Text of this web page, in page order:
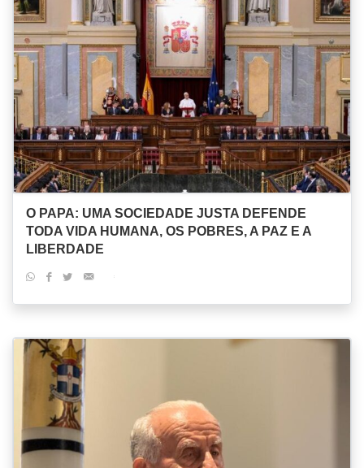
O PAPA: UMA SOCIEDADE JUSTA DEFENDE
TODA VIDA HUMANA, OS POBRES, A PAZ E A
LIBERDADE